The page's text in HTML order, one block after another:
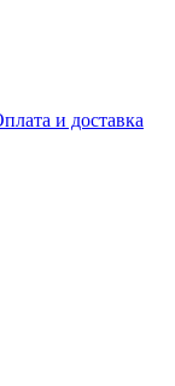
и доставка